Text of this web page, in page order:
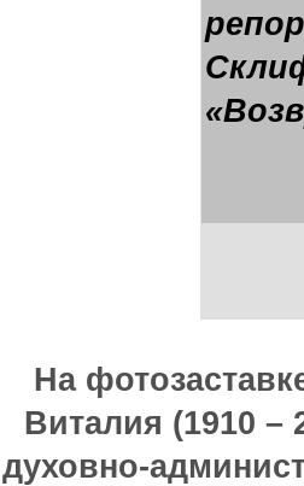
На
Виталия (1910 –
духовно-